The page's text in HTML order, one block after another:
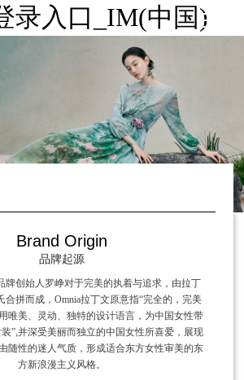
录入口_IM(中国)
Brand Origin
品牌起源
牌创始人罗峥对于完美的执着与追求，由拉丁
合拼而成，Omnia拉丁文原意指“完全的，完美
唯美、灵动、独特的设计语言，为中国女性带
”,并深受美丽而独立的中国女性所喜爱，展现
随性的迷人气质，形成适合东方女性审美的东
方新浪漫主义风格。